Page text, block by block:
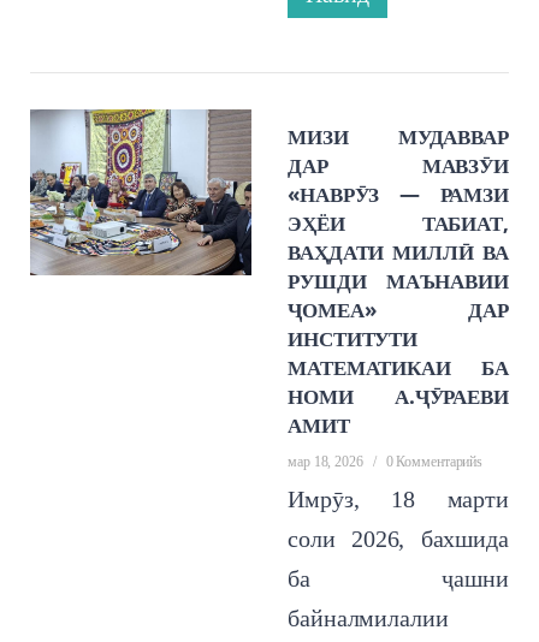
МИЗИ МУДАВВАР
ДАР МАВЗӮИ
«НАВРӮЗ — РАМЗИ
ЭҲЁИ ТАБИАТ,
ВАҲДАТИ МИЛЛӢ ВА
РУШДИ МАЪНАВИИ
ҶОМЕА» ДАР
ИНСТИТУТИ
МАТЕМАТИКАИ БА
НОМИ А.ҶӮРАЕВИ
АМИТ
мар 18, 2026 / 0 Комментарийs
Имрӯз, 18 марти
соли 2026, бахшида
ба ҷашни
байналмилалии